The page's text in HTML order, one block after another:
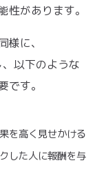
性があります。
に、
以下のような
す。
を高く見せかける
した人に報酬を与